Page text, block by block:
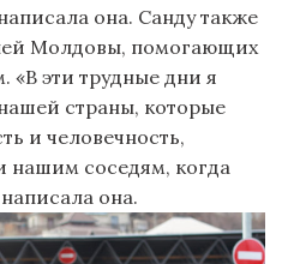
она. Санду также
Молдовы, помогающих
«В эти трудные дни я
страны, которые
и человечность,
нашим соседям, когда
она.